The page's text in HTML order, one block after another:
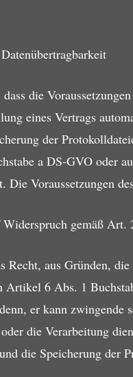
die
eines Vertrags
der
a DS-GVO oder
Die Voraussetzungen
gemäß Art.
Recht, aus Gründen,
Artikel 6 Abs. 1
er kann zwingende
die Verarbeitung
die Speicherung der